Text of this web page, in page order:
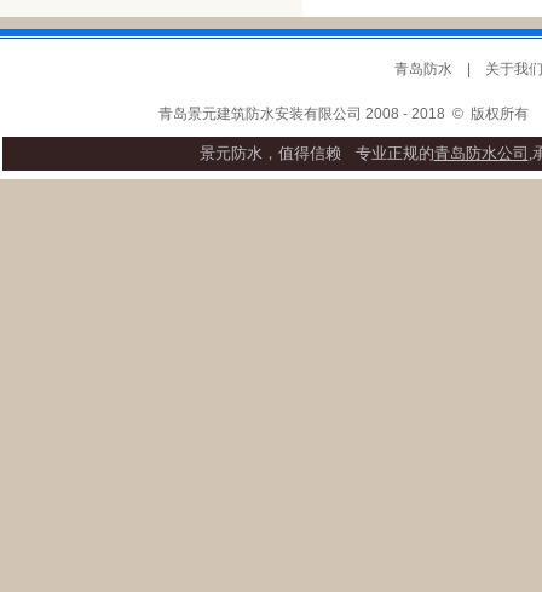
青岛防水 | 关于我
青岛景元建筑防水安装有限公司 2008 - 2018 © 版权所
景元防水，值得信赖 专业正规的青岛防水公司 ,